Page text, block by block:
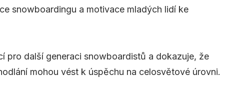
snowboardingu a motivace mladých lidí ke
pro další generaci snowboardistů a dokazuje, že
mohou vést k úspěchu na celosvětové úrovni.